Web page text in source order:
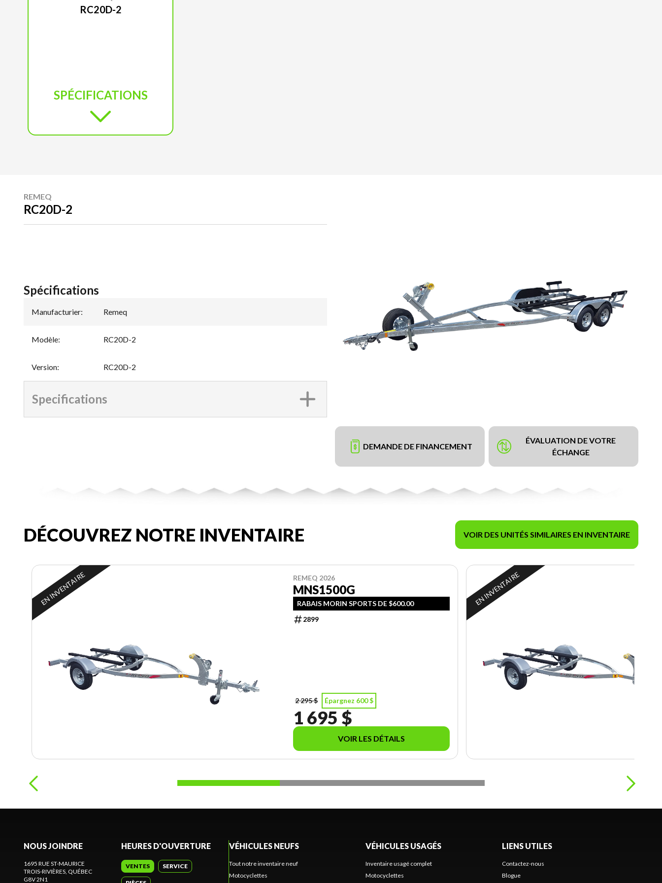
RC20D-2
SPÉCIFICATIONS
REMEQ
RC20D-2
DEMANDE DE FINANCEMENT
ÉVALUATION DE VOTRE
ÉCHANGE
Spécifications
Manufacturier: Remeq
Modèle: RC20D-2
Version: RC20D-2
Specifications
DÉCOUVREZ NOTRE INVENTAIRE VOIR DES UNITÉS SIMILAIRES EN INVENTAIRE
EN INVENTAIRE REMEQ 2026
MNS1500G
RABAIS MORIN SPORTS DE $600.00
2899
2 295 $ Épargnez 600 $
1 695 $
VOIR LES DÉTAILS
EN INVENTAIRE
NOUS JOINDRE
1695 RUE ST-MAURICE
TROIS-RIVIÈRES, QUÉBEC
G8V 2N1
HEURES D'OUVERTURE
VENTES SERVICE
VÉHICULES NEUFS
Tout notre inventaire neuf
Motocyclettes
VÉHICULES USAGÉS
Inventaire usagé complet
Motocyclettes
LIENS UTILES
Contactez-nous
Blogue